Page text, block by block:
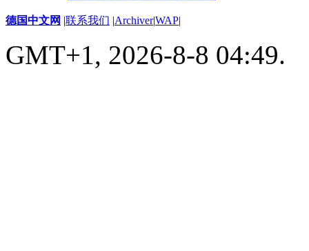
德国中文网 |联系我们 |Archiver|WAP|
GMT+1, 2026-8-8 04:49.